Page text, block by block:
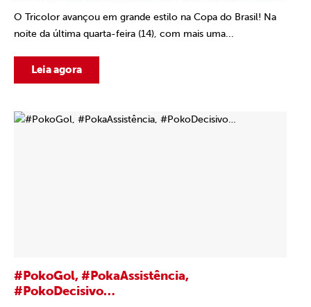
O Tricolor avançou em grande estilo na Copa do Brasil! Na
noite da última quarta-feira (14), com mais uma...
Leia agora
#PokoGol, #PokaAssistência,
#PokoDecisivo…